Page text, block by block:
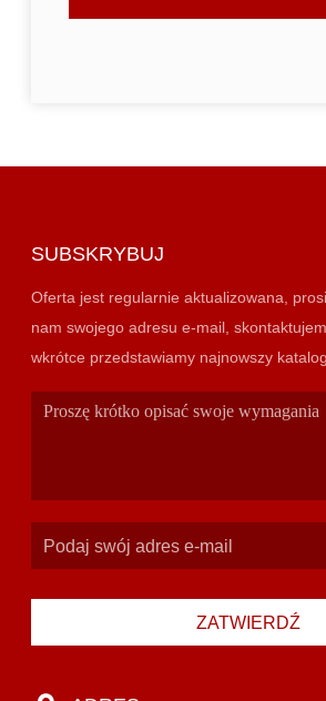
SUBSKRYBUJ
Oferta jest regularnie aktualizowana,
nam swojego adresu e-mail,
wkrótce przedstawiamy najnowszy
ZATWIERDŹ